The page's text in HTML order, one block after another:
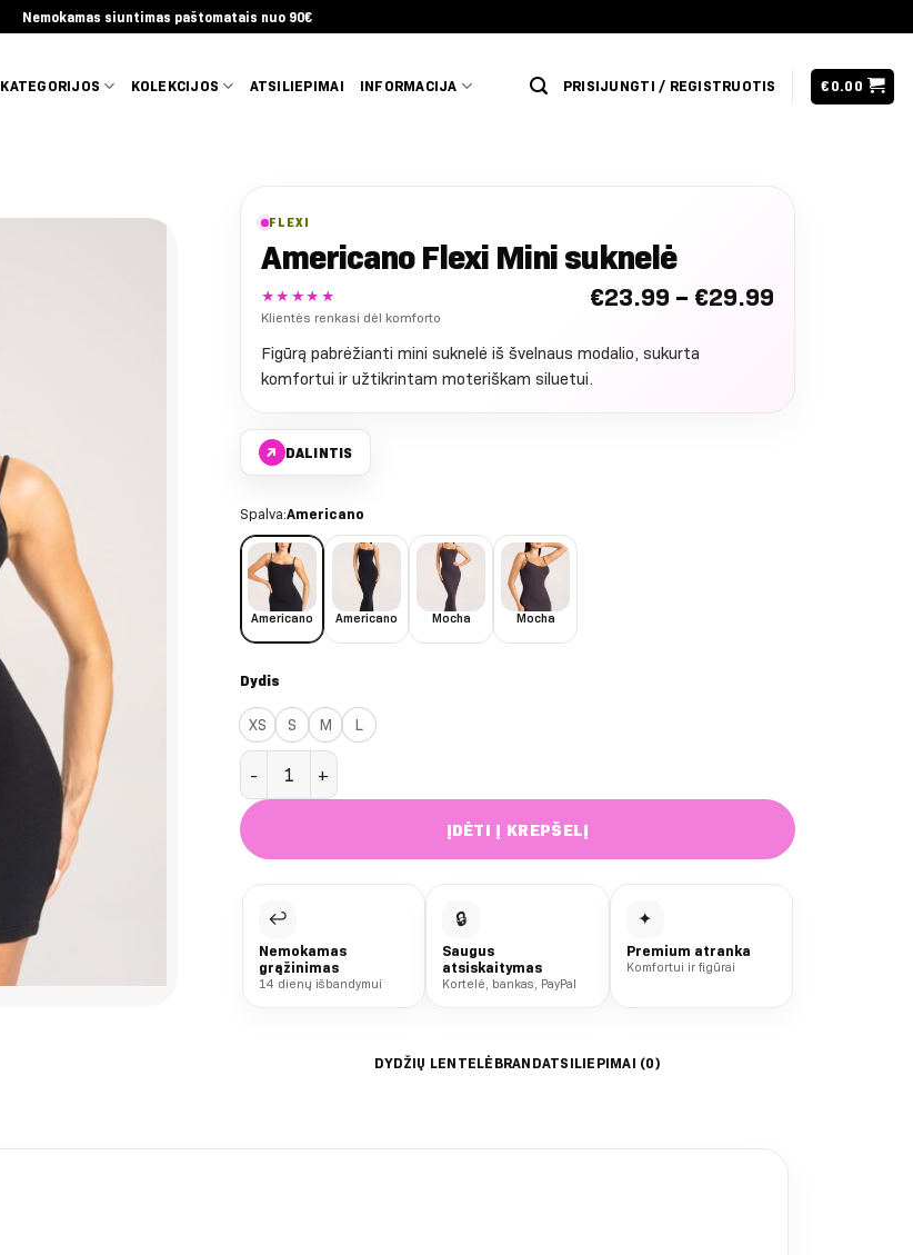
Nemokamas siuntimas paštomatais nuo 90€
KATEGORIJOS KOLEKCIJOS ATSILIEPIMAI INFORMACIJA PRISIJUNGTI / REGISTRUOTIS € 0.00
FLEXI
Americano Flexi Mini suknelė
★★★★★
Klientės renkasi dėl komforto
€23.99 – €29.99
Figūrą pabrėžianti mini suknelė iš švelnaus modalio, sukurta
komfortui ir užtikrintam moteriškam siluetui.
↗ DALINTIS
Spalva:Americano
Americano Americano Mocha Mocha
Dydis
XS S M
L
produkto kiekis: Americano Flexi Mini suknelė
ĮDĖTI Į KREPŠELĮ
↩
Nemokamas
grąžinimas
14 dienų išbandymui
🔒
Saugus
atsiskaitymas
Kortelė, bankas, PayPal
✦
Premium atranka
Komfortui ir figūrai
DYDŽIŲ LENTELĖ BRANDATSILIEPIMAI (0)